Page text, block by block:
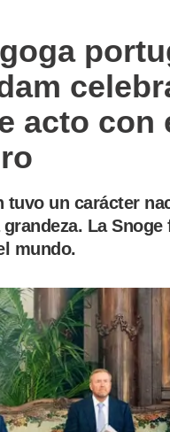
acto con
tuvo un carácter
La
mundo.